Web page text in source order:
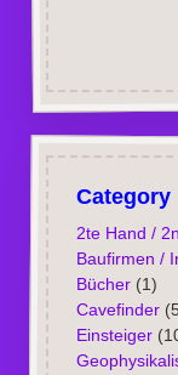
Category
2te Hand /
Baufirmen /
Bücher(1)
Cavefinder
Einsteiger